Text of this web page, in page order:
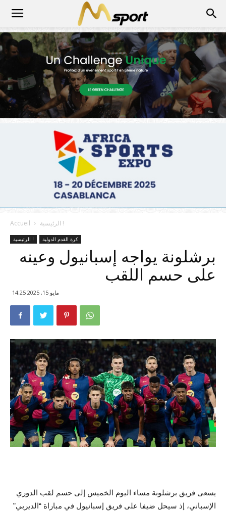
Accueil الرئيسية !
الرئيسية ! كرة القدم الدولية
برشلونة يواجه إسبانيول وعينه
على حسم اللقب
مايو 15, 2025 14:25
‏يسعى فريق برشلونة مساء اليوم الخميس إلى حسم لقب الدوري
الإسباني، إذ سيحل ضيفا على فريق إسبانيول في مباراة “الديربي”